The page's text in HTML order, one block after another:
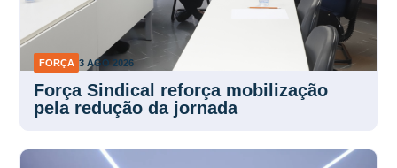
FORÇA 3 AGO 2026
Força Sindical reforça mobilização
pela redução da jornada